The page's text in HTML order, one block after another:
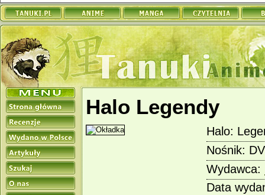
Halo Legendy
Halo:
Nośnik:
Wydawca:
Data